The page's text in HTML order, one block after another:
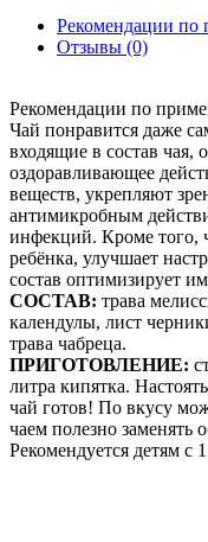
Рекомендации
Отзывы (0)
Рекомендации по
Чай понравится даже
входящие в состав чая,
оздоравливающее
веществ, укрепляют
антимикробным
инфекций. Кроме того,
ребёнка, улучшает
состав оптимизирует
СОСТАВ: трава
календулы, лист
трава чабреца.
ПРИГОТОВЛЕНИЕ:
литра кипятка.
чай готов! По вкусу
чаем полезно
Рекомендуется детям с